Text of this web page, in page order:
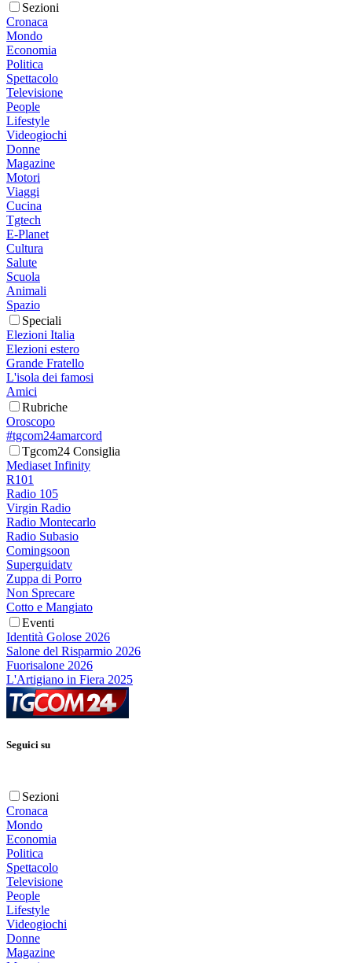
Sezioni
Cronaca
Mondo
Economia
Politica
Spettacolo
Televisione
People
Lifestyle
Videogiochi
Donne
Magazine
Motori
Viaggi
Cucina
Tgtech
E-Planet
Cultura
Salute
Scuola
Animali
Spazio
Speciali
Elezioni Italia
Elezioni estero
Grande Fratello
L'isola dei famosi
Amici
Rubriche
Oroscopo
#tgcom24amarcord
Tgcom24 Consiglia
Mediaset Infinity
R101
Radio 105
Virgin Radio
Radio Montecarlo
Radio Subasio
Comingsoon
Superguidatv
Zuppa di Porro
Non Sprecare
Cotto e Mangiato
Eventi
Identità Golose 2026
Salone del Risparmio 2026
Fuorisalone 2026
L'Artigiano in Fiera 2025
Seguici su
Sezioni
Cronaca
Mondo
Economia
Politica
Spettacolo
Televisione
People
Lifestyle
Videogiochi
Donne
Magazine